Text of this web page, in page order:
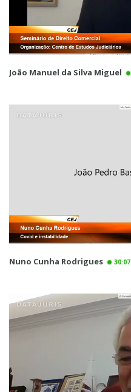
João Manuel da Silva Miguel
Nuno Cunha Rodrigues 30:07